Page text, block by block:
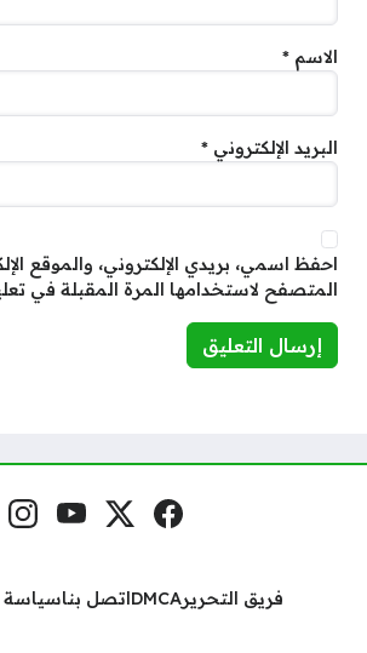
الاسم *
البريد الإلكتروني *
احفظ اسمي، بريدي الإلكتروني، والموقع
المتصفح لاستخدامها المرة المقبلة في
مواقع فيسبوكمنصة إكس
يوتيوب
فريق التحريرDMCAاتصل بنا